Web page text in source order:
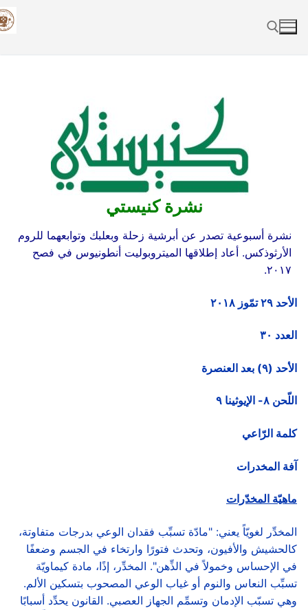
Skip
to
نشرة كنيستي
نشرة أسبوعية تصدر عن أبرشية زحلة وبعلبك وتوابعهما للروم
الأرثوذكس. أعاد إطلاقها الميتروبوليت أنطونيوس في فصح
٢٠١٧.
الأحد ۲٩تمّوز ۲٠١٨
العدد ٣٠
الأحد (٩) بعد العنصرة
اللّحن ٨- الإيوثينا ٩
كلمة الرّاعي
آفة المخدرات
ماهيّة المخدّرات
المخدِّر لغويّاً يعني: "مادّة تسبِّب فقدان الوعي بدرجات متفاوتة،
كالحشيش والأفيون، وتحدث فتورًا وارتخاء في الجسم وضعفًا
في الإحساس وخمولاً في الذِّهن". المخدِّر، إذًا، مادة كيماويّة
تسبِّب النعاس والنوم أو غياب الوعي المصحوب بتسكين الألم.
وهي تسبّب الإدمان وتسمِّم الجهاز العصبي. القانون يحدِّد أسبابًا